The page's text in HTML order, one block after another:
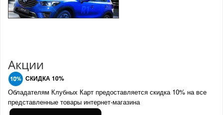
Акции
СКИДКА 10%
Обладателям Клубных Карт предоставляется скидка 10% на все
представленные товары интернет-магазина